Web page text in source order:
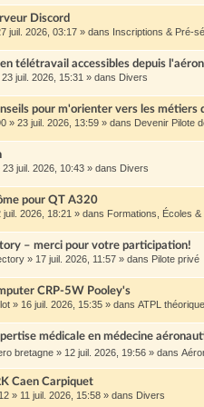
Discord
juil. 2026, 03:17 » dans Inscriptions & Pré-
en télétravail accessibles depuis
23 juil. 2026, 15:31 » dans Divers
pour m'orienter vers les métiers
» 23 juil. 2026, 13:59 » dans Devenir Pilote
23 juil. 2026, 10:43 » dans Divers
pour QT A320
juil. 2026, 18:21 » dans Formations, Écoles
– merci pour votre participation!
» 17 juil. 2026, 11:57 » dans Pilote privé
CRP-5W Pooley's
» 16 juil. 2026, 15:35 » dans ATPL théorique
médicale en médecine
bretagne » 12 juil. 2026, 19:56 » dans
Caen Carpiquet
» 11 juil. 2026, 15:58 » dans Divers